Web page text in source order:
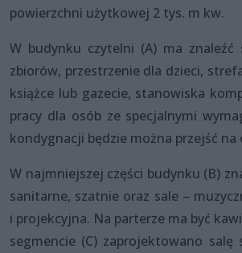
powierzchni użytkowej 2 tys. m kw.
W budynku czytelni (A) ma znaleźć
zbiorów, przestrzenie dla dzieci,
książce lub gazecie, stanowiska
pracy dla osób ze specjalnymi
kondygnacji będzie można przejść
W najmniejszej części budynku (B)
sanitarne, szatnie oraz sale –
i projekcyjna. Na parterze ma być
segmencie (C) zaprojektowano salę